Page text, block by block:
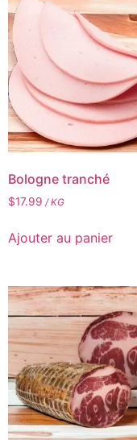
Bologne tranché
$17.99 / KG
Ajouter au panier